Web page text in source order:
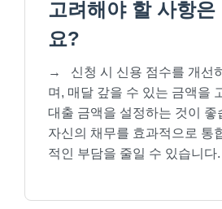
고려해야 할 사항은
요?
→
신청 시 신용 점수를 개선
며, 매달 갚을 수 있는 금액을
대출 금액을 설정하는 것이 좋
자신의 채무를 효과적으로 통
적인 부담을 줄일 수 있습니다.